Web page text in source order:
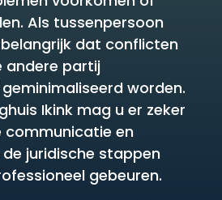
Als tussenpersoon
dat conflicten
andere partij
worden.
Ikink mag u er zeker
communicatie en
juridische stappen
gebeuren.